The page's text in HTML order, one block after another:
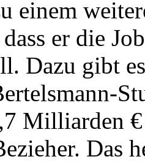
einem
er die
Dazu gibt
Milliarden
Das